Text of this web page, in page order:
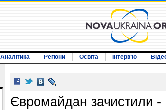
Аналітика Регіони Освіта Інтерв‘ю
Євромайдан зачистили -